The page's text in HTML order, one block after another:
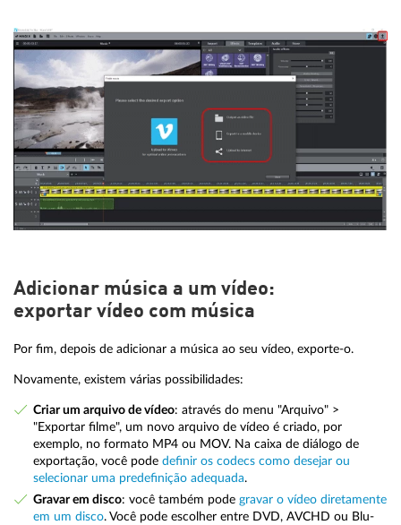
Adicionar música a um vídeo:
exportar vídeo com música
Por fim, depois de adicionar a música ao seu vídeo, exporte-o.
Novamente, existem várias possibilidades:
Criar um arquivo de vídeo: através do menu "Arquivo" >
"Exportar filme", ​​um novo arquivo de vídeo é criado, por
exemplo, no formato MP4 ou MOV. Na caixa de diálogo de
exportação, você pode definir os codecs como desejar ou
selecionar uma predefinição adequada.
Gravar em disco: você também pode gravar o vídeo diretamente
em um disco. Você pode escolher entre DVD, AVCHD ou Blu-